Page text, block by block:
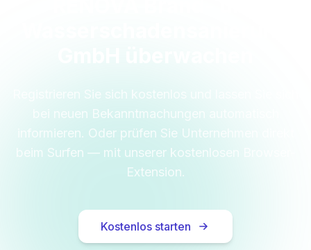
Registrieren Sie sich kostenlos und lassen Sie sich
bei neuen Bekanntmachungen automatisch
informieren. Oder prüfen Sie Unternehmen direkt
beim Surfen — mit unserer kostenlosen Browser-
Extension.
Kostenlos starten